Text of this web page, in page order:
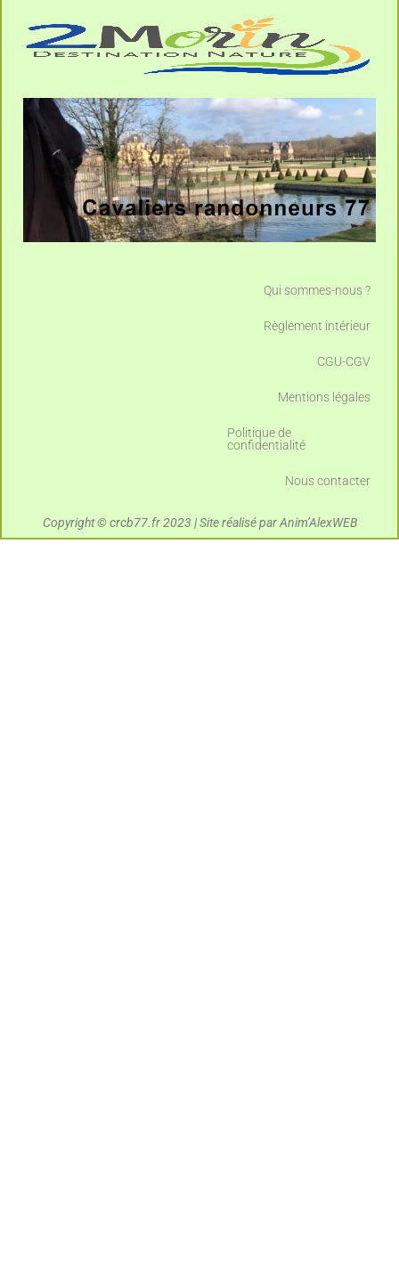
Qui sommes-nous ?
Règlement intérieur
CGU-CGV
Mentions légales
Politique de
confidentialité
Nous contacter
Copyright © crcb77.fr 2023 | Site réalisé par Anim’AlexWEB